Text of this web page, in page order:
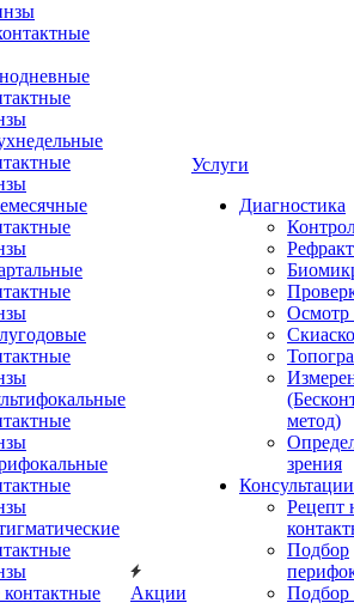
Акции
Услуги
Диагностика
Осмотр
метод)
зрения
Рецепт
Подбор
Подбор